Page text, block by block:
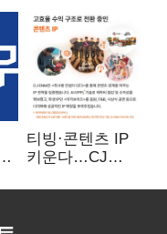
티빙·콘텐츠 IP
키운다…CJ
글로벌 확장 가속